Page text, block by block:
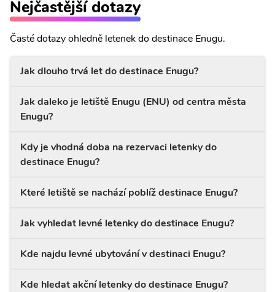
Nejčastější dotazy
Časté dotazy ohledně letenek do destinace Enugu.
Jak dlouho trvá let do destinace Enugu?
Jak daleko je letiště Enugu (ENU) od centra města
Enugu?
Kdy je vhodná doba na rezervaci letenky do
destinace Enugu?
Které letiště se nachází poblíž destinace Enugu?
Jak vyhledat levné letenky do destinace Enugu?
Kde najdu levné ubytování v destinaci Enugu?
Kde hledat akční letenky do destinace Enugu?